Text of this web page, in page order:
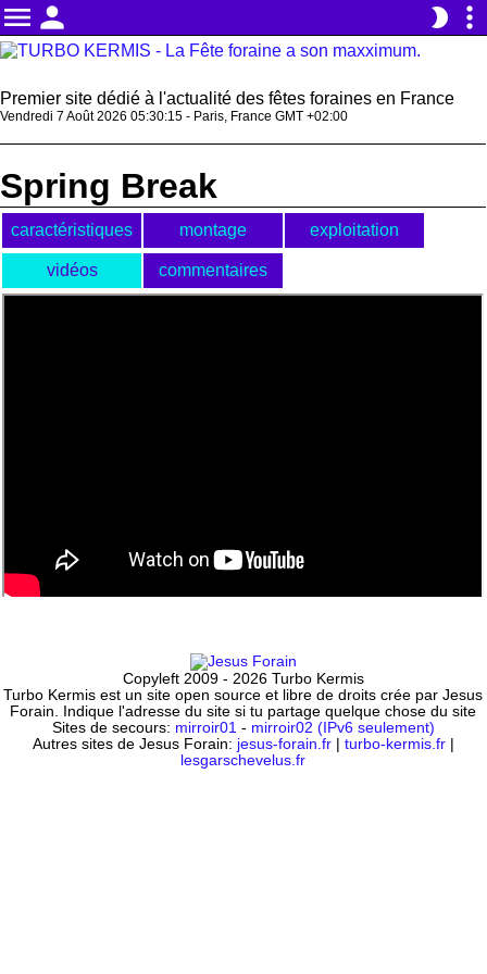
menu person brightness_2 more_vert
Premier site dédié à l'actualité des fêtes foraines en France
Vendredi 7 Août 2026 05:30:15 - Paris, France GMT +02:00
Spring Break
caractéristiques montage exploitation
vidéos commentaires
Copyleft 2009 - 2026 Turbo Kermis
Turbo Kermis est un site open source et libre de droits crée par Jesus
Forain. Indique l'adresse du site si tu partage quelque chose du site
Sites de secours: mirroir01 - mirroir02 (IPv6 seulement)
Autres sites de Jesus Forain: jesus-forain.fr| turbo-kermis.fr|
lesgarschevelus.fr